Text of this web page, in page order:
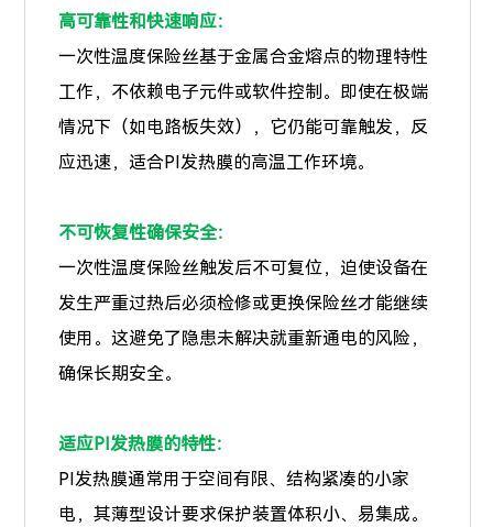
高可靠性和快速响应：
一次性温度保险丝基于金属合金熔点的物理特性
工作，不依赖电子元件或软件控制。即使在极端
情况下（如电路板失效），它仍能可靠触发，反
应迅速，适合PI发热膜的高温工作环境。
不可恢复性确保安全：
一次性温度保险丝触发后不可复位，迫使设备在
发生严重过热后必须检修或更换保险丝才能继续
使用。这避免了隐患未解决就重新通电的风险，
确保长期安全。
适应PI发热膜的特性：
PI发热膜通常用于空间有限、结构紧凑的小家
电，其薄型设计要求保护装置体积小、易集成。